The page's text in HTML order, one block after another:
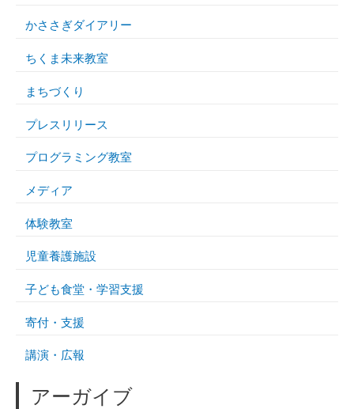
かささぎダイアリー
ちくま未来教室
まちづくり
プレスリリース
プログラミング教室
メディア
体験教室
児童養護施設
子ども食堂・学習支援
寄付・支援
講演・広報
アーガイブ